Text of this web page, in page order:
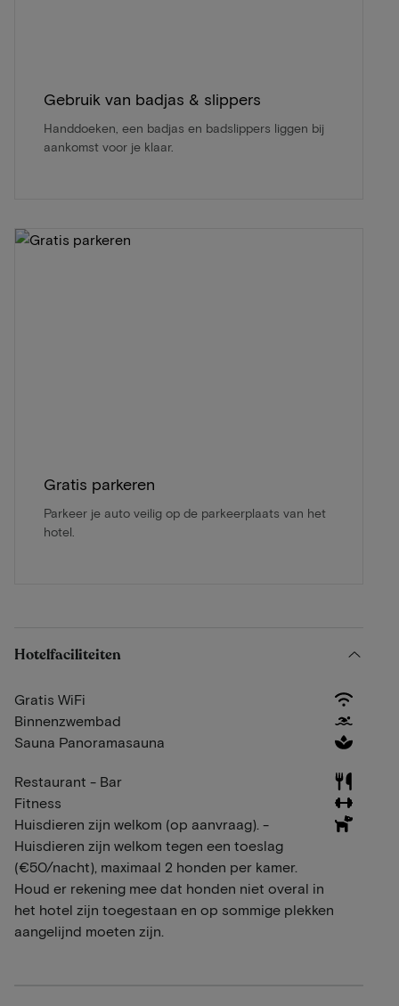
Gebruik van badjas & slippers
Handdoeken, een badjas en badslippers liggen bij
aankomst voor je klaar.
Gratis parkeren
Parkeer je auto veilig op de parkeerplaats van het
hotel.
Hotelfaciliteiten
Gratis WiFi
Binnenzwembad
Sauna Panoramasauna
Restaurant - Bar
Fitness
Huisdieren zijn welkom (op aanvraag). -
Huisdieren zijn welkom tegen een toeslag
(€50/nacht), maximaal 2 honden per kamer.
Houd er rekening mee dat honden niet overal in
het hotel zijn toegestaan en op sommige plekken
aangelijnd moeten zijn.